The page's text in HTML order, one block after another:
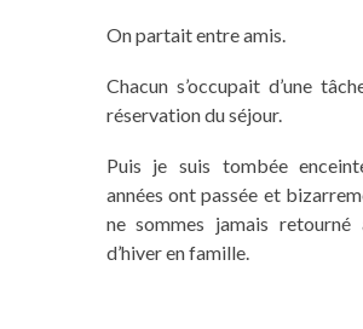
On partait entre amis.
Chacun s’occupait d’une
réservation du séjour.
Puis je suis tombée
années ont passée et
ne sommes jamais retourné
d’hiver en famille.